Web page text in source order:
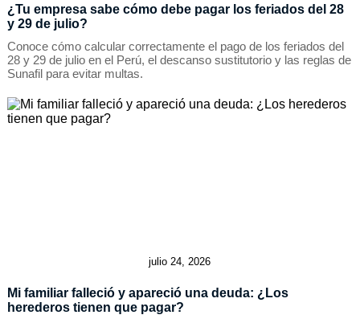
¿Tu empresa sabe cómo debe pagar los feriados del 28
y 29 de julio?
Conoce cómo calcular correctamente el pago de los feriados del
28 y 29 de julio en el Perú, el descanso sustitutorio y las reglas de
Sunafil para evitar multas.
julio 24, 2026
Mi familiar falleció y apareció una deuda: ¿Los
herederos tienen que pagar?